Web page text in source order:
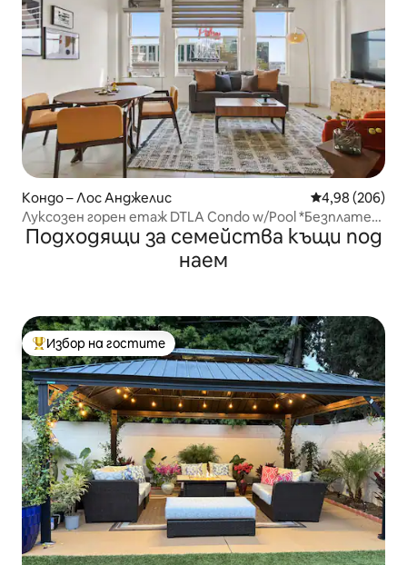
Кондо – Лос Анджелис Средна
4,98 (206)
Луксозен горен етаж DTLA Condo w/Pool *Безплатен
паркинг*
Подходящи за семейства къщи под
наем
Най-популярен избор на гостите
Избор на гостите